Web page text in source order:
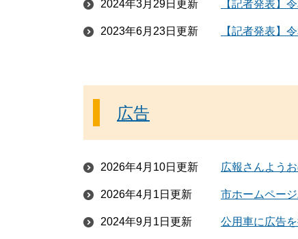
2024年3月29日更新 【記者発表】
2023年6月23日更新 【記者発表】
広告
2026年4月10日更新 広報さんよう
2026年4月1日更新 市ホームペー
2024年9月1日更新 公用車に広告